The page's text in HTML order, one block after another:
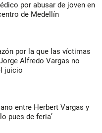
por abusar de joven en
de Medellín
por la que las víctimas
Alfredo Vargas no
juicio
entre Herbert Vargas y
pues de feria’